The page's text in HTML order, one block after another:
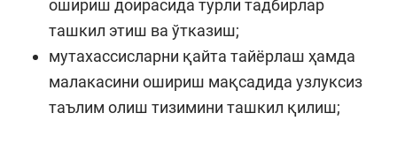
ошириш доирасида турли тадбирлар
ташкил этиш ва ўтказиш;
мутахассисларни қайта тайёрлаш ҳамда
малакасини ошириш мақсадида узлуксиз
таълим олиш тизимини ташкил қилиш;